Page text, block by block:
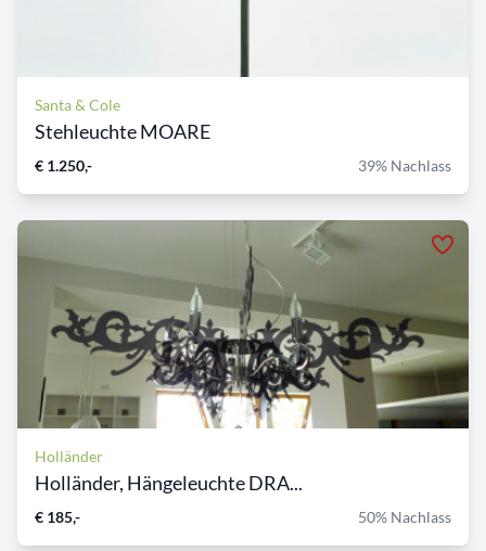
Santa & Cole
Stehleuchte MOARE
€ 1.250,- 39% Nachlass
Holländer
Holländer, Hängeleuchte DRA...
€ 185,- 50% Nachlass